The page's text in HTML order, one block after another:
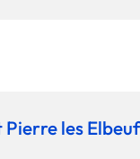
Pierre les Elbeuf